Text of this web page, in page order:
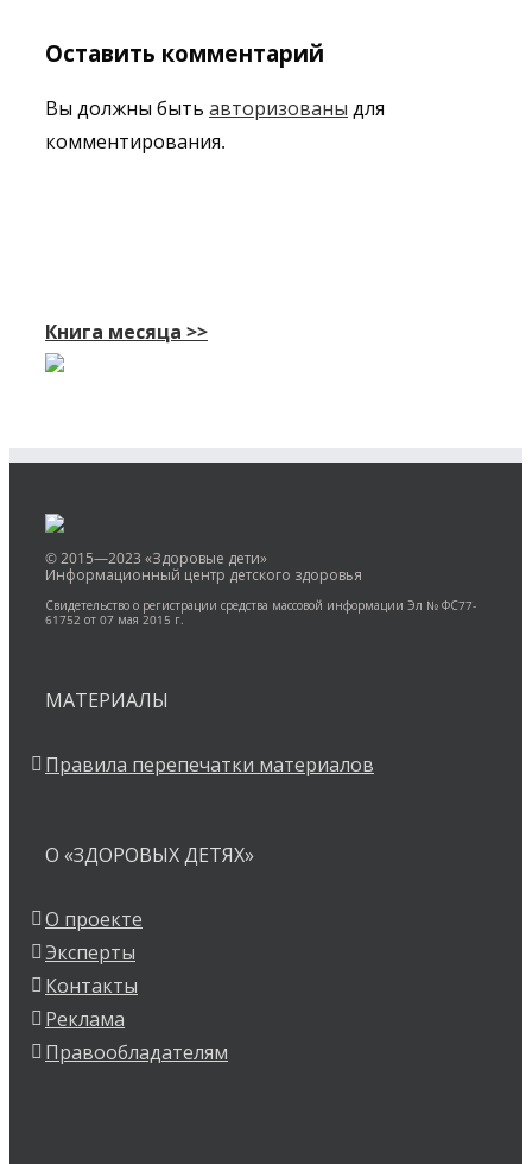
Оставить комментарий
Вы должны быть авторизованы для
комментирования.
Книга месяца >>
© 2015—2023 «Здоровые дети»
Информационный центр детского здоровья
Свидетельство о регистрации средства массовой информации Эл № ФС77-
61752 от 07 мая 2015 г.
МАТЕРИАЛЫ
Правила перепечатки материалов
О «ЗДОРОВЫХ ДЕТЯХ»
О проекте
Эксперты
Контакты
Реклама
Правообладателям